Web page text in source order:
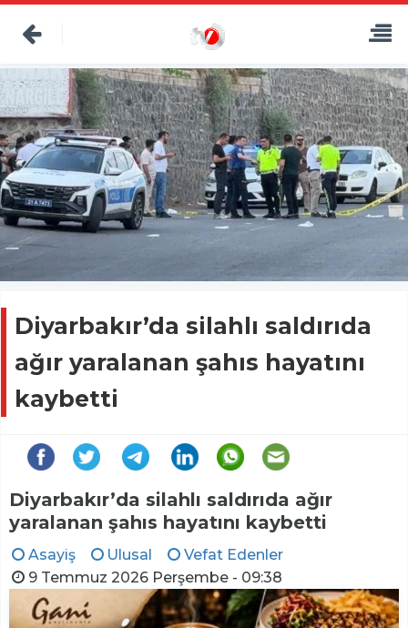
Diyarbakır’da silahlı saldırıda
ağır yaralanan şahıs hayatını
kaybetti
Diyarbakır’da silahlı saldırıda ağır
yaralanan şahıs hayatını kaybetti
Asayiş Ulusal
Vefat Edenler
9 Temmuz 2026 Perşembe - 09:38